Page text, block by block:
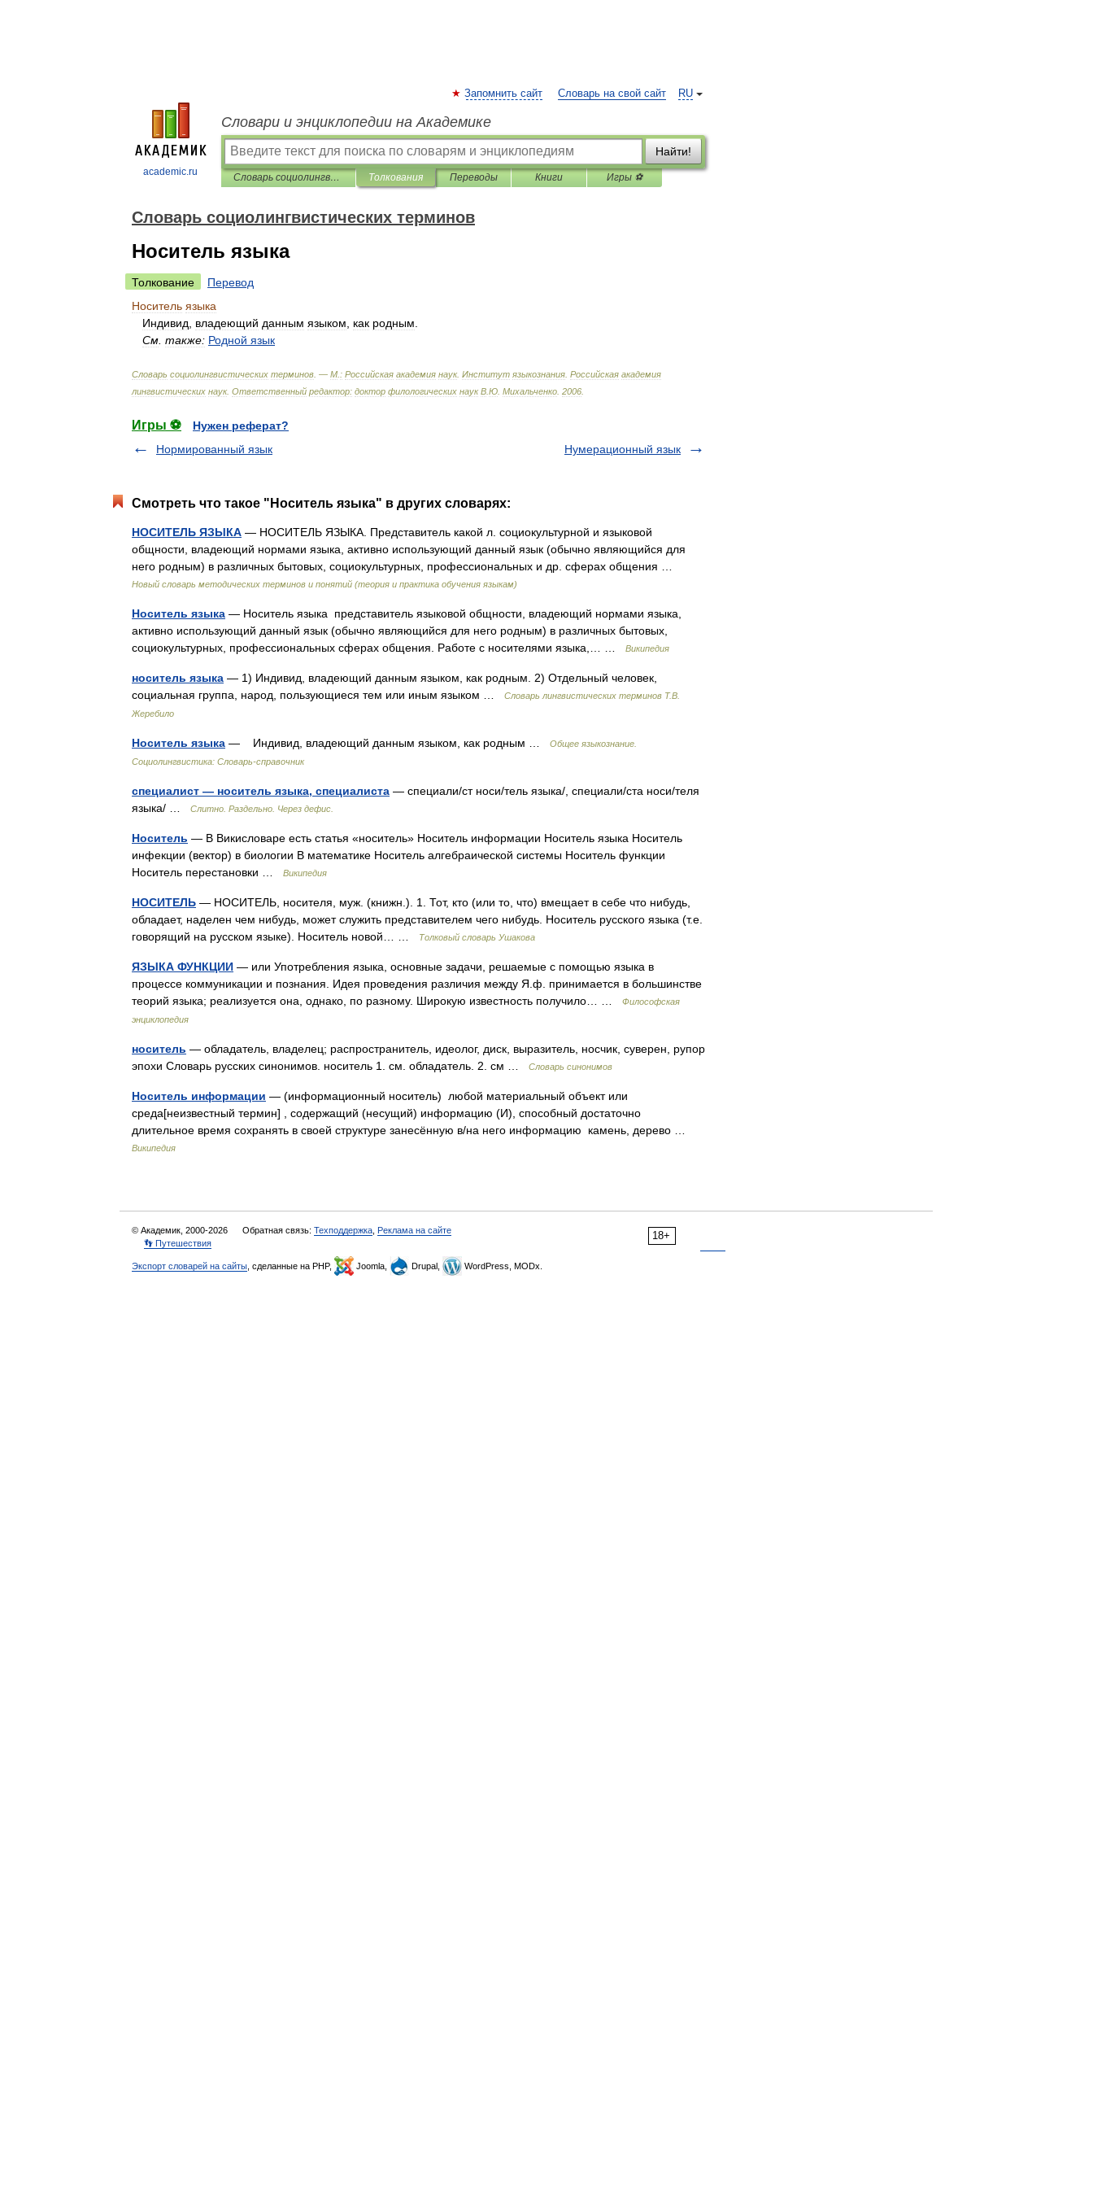
academic.ru
RU
Запомнить сайт Словарь на свой сайт
Словари и энциклопедии на Академике
Найти!
Словарь социолингвистических терминов Толкования Переводы Книги Игры ⚽
Словарь социолингвистических терминов
Носитель языка
Толкование
Перевод
Носитель языка
Индивид
владеющий данным языком как родным
См также: Родной язык
Словарь социолингвистических терминов . — М : Российская академия наук. Институт языкознания Российская академия
лингвистических наук. Ответственный редактор: доктор филологических наук В Ю Михальченко 2006
Игры ⚽
Нужен реферат?
Нормированный язык
Нумерационный язык
Смотреть что такое "Носитель языка" в других словарях:
НОСИТЕЛЬ ЯЗЫКА — НОСИТЕЛЬ ЯЗЫКА. Представитель какой л. социокультурной и языковой
общности, владеющий нормами языка, активно использующий данный язык (обычно являющийся для
него родным) в различных бытовых, социокультурных, профессиональных и др. сферах общения …
Новый словарь методических терминов и понятий (теория и практика обучения языкам)
Носитель языка — Носитель языка представитель языковой общности, владеющий нормами языка,
активно использующий данный язык (обычно являющийся для него родным) в различных бытовых,
социокультурных, профессиональных сферах общения. Работе с носителями языка,… …
Википедия
носитель языка — 1) Индивид, владеющий данным языком, как родным. 2) Отдельный человек,
социальная группа, народ, пользующиеся тем или иным языком …
Словарь лингвистических терминов Т.В.
Жеребило
Носитель языка — Индивид, владеющий данным языком, как родным …
Общее языкознание.
Социолингвистика: Словарь-справочник
специалист — носитель языка, специалиста — специали/ст носи/тель языка/, специали/ста носи/теля
языка/ …
Слитно. Раздельно. Через дефис.
Носитель — В Викисловаре есть статья «носитель» Носитель информации Носитель языка Носитель
инфекции (вектор) в биологии В математике Носитель алгебраической системы Носитель функции
Носитель перестановки …
Википедия
НОСИТЕЛЬ — НОСИТЕЛЬ, носителя, муж. (книжн.). 1. Тот, кто (или то, что) вмещает в себе что нибудь,
обладает, наделен чем нибудь, может служить представителем чего нибудь. Носитель русского языка (т.е.
говорящий на русском языке). Носитель новой… …
Толковый словарь Ушакова
ЯЗЫКА ФУНКЦИИ — или Употребления языка, основные задачи, решаемые с помощью языка в
процессе коммуникации и познания. Идея проведения различия между Я.ф. принимается в большинстве
теорий языка; реализуется она, однако, по разному. Широкую известность получило… …
Философская
энциклопедия
носитель — обладатель, владелец; распространитель, идеолог, диск, выразитель, носчик, суверен, рупор
эпохи Словарь русских синонимов. носитель 1. см. обладатель. 2. см …
Словарь синонимов
Носитель информации — (информационный носитель) любой материальный объект или
среда[неизвестный термин] , содержащий (несущий) информацию (И), способный достаточно
длительное время сохранять в своей структуре занесённую в/на него информацию камень, дерево …
Википедия
18+
© Академик, 2000-2026 Обратная связь: Техподдержка Реклама на сайте
👣 Путешествия
Экспорт словарей на сайты , сделанные на PHP, Joomla, Drupal, WordPress, MODx.